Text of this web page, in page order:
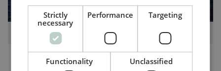
海上油田冗余应急电源
Strictly
necessary
Performance Targeting
Functionality Unclassified